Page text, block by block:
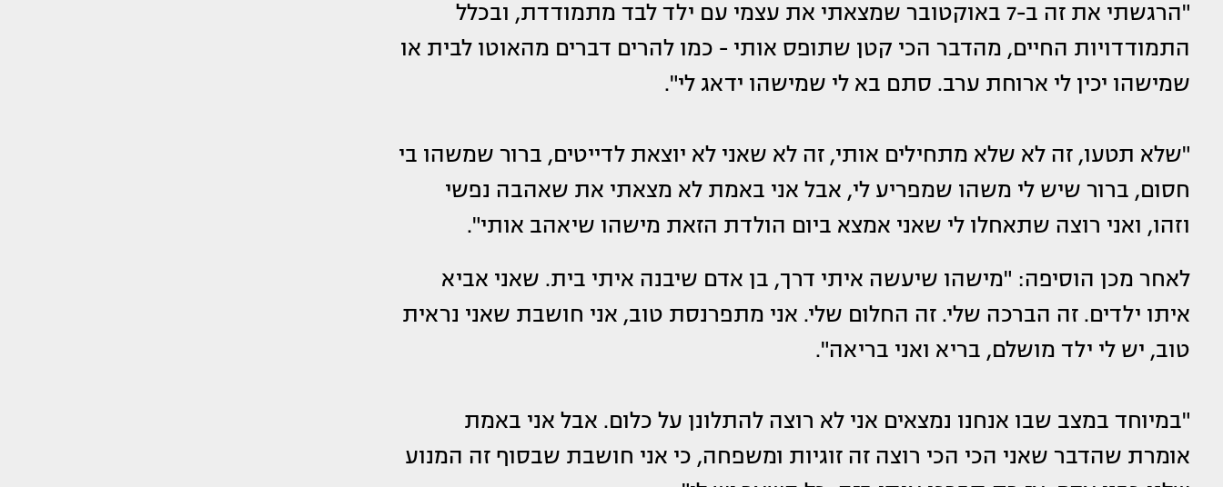
"הרגשתי את זה ב-7 באוקטובר שמצאתי את עצמי עם ילד לבד מתמודדת, ובכלל
התמודדויות החיים, מהדבר הכי קטן שתופס אותי - כמו להרים דברים מהאוטו לבית או
שמישהו יכין לי ארוחת ערב. סתם בא לי שמישהו ידאג לי".
"שלא תטעו, זה לא שלא מתחילים אותי, זה לא שאני לא יוצאת לדייטים, ברור שמשהו בי
חסום, ברור שיש לי משהו שמפריע לי, אבל אני באמת לא מצאתי את שאהבה נפשי
וזהו, ואני רוצה שתאחלו לי שאני אמצא ביום הולדת הזאת מישהו שיאהב אותי".
לאחר מכן הוסיפה: "מישהו שיעשה איתי דרך, בן אדם שיבנה איתי בית. שאני אביא
איתו ילדים. זה הברכה שלי. זה החלום שלי. אני מתפרנסת טוב, אני חושבת שאני נראית
טוב, יש לי ילד מושלם, בריא ואני בריאה".
"במיוחד במצב שבו אנחנו נמצאים אני לא רוצה להתלונן על כלום. אבל אני באמת
אומרת שהדבר שאני הכי הכי רוצה זה זוגיות ומשפחה, כי אני חושבת שבסוף זה המנוע